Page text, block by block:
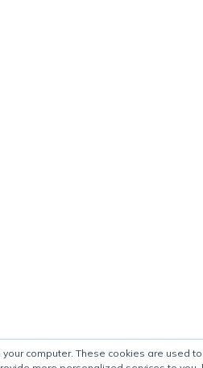
computer. These cookies are used